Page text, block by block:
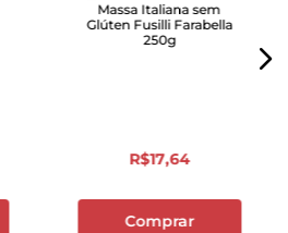
Massa Italiana sem
Glúten Fusilli Farabella
250g
R$17,64
Comprar